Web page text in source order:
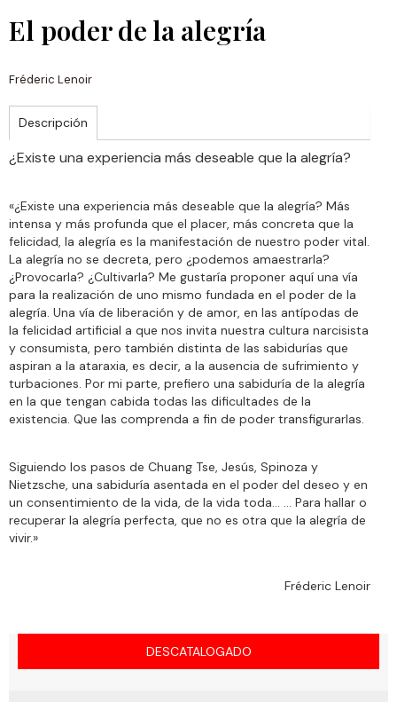
El poder de la alegría
Fréderic Lenoir
Descripción
¿Existe una experiencia más deseable que la alegría?
«¿Existe una experiencia más deseable que la alegría? Más
intensa y más profunda que el placer, más concreta que la
felicidad, la alegría es la manifestación de nuestro poder vital.
La alegría no se decreta, pero ¿podemos amaestrarla?
¿Provocarla? ¿Cultivarla? Me gustaría proponer aquí una vía
para la realización de uno mismo fundada en el poder de la
alegría. Una vía de liberación y de amor, en las antípodas de
la felicidad artificial a que nos invita nuestra cultura narcisista
y consumista, pero también distinta de las sabidurías que
aspiran a la ataraxia, es decir, a la ausencia de sufrimiento y
turbaciones. Por mi parte, prefiero una sabiduría de la alegría
en la que tengan cabida todas las dificultades de la
existencia. Que las comprenda a fin de poder transfigurarlas.
Siguiendo los pasos de Chuang Tse, Jesús, Spinoza y
Nietzsche, una sabiduría asentada en el poder del deseo y en
un consentimiento de la vida, de la vida toda… … Para hallar o
recuperar la alegría perfecta, que no es otra que la alegría de
vivir.»
Fréderic Lenoir
DESCATALOGADO